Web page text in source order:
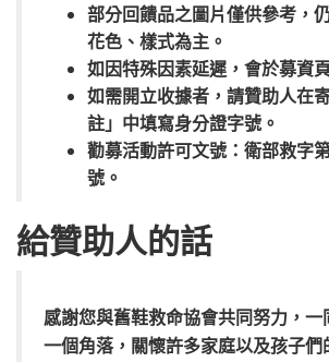
部分回饋品之圖片僅供參考，
花色、樣式為主。
如因特殊因素延遲，會於募資
如需開立收據者，請贊助人在
註」中填寫身分證字號。
勸募活動許可文號：衛部救字
號。
給贊助人的話
感謝您與舊鞋救命協會共同努力，一
一個角落，關懷許多家庭以及孩子們